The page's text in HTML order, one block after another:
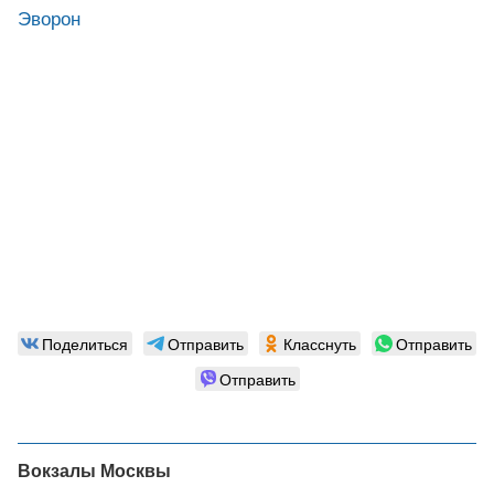
Эворон
Поделиться Отправить Класснуть
Отправить
Отправить
Вокзалы Москвы